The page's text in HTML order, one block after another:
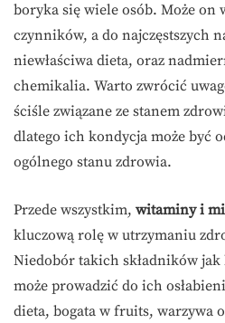
boryka się wiele osób. Może on
czynników, a do najczęstszych
niewłaściwa dieta, oraz
chemikalia. Warto zwrócić
ściśle związane ze stanem
dlatego ich kondycja może być
ogólnego stanu zdrowia.
Przede wszystkim, witaminy i
kluczową rolę w utrzymaniu
Niedobór takich składników
może prowadzić do ich
dieta, bogata w fruits, warzywa